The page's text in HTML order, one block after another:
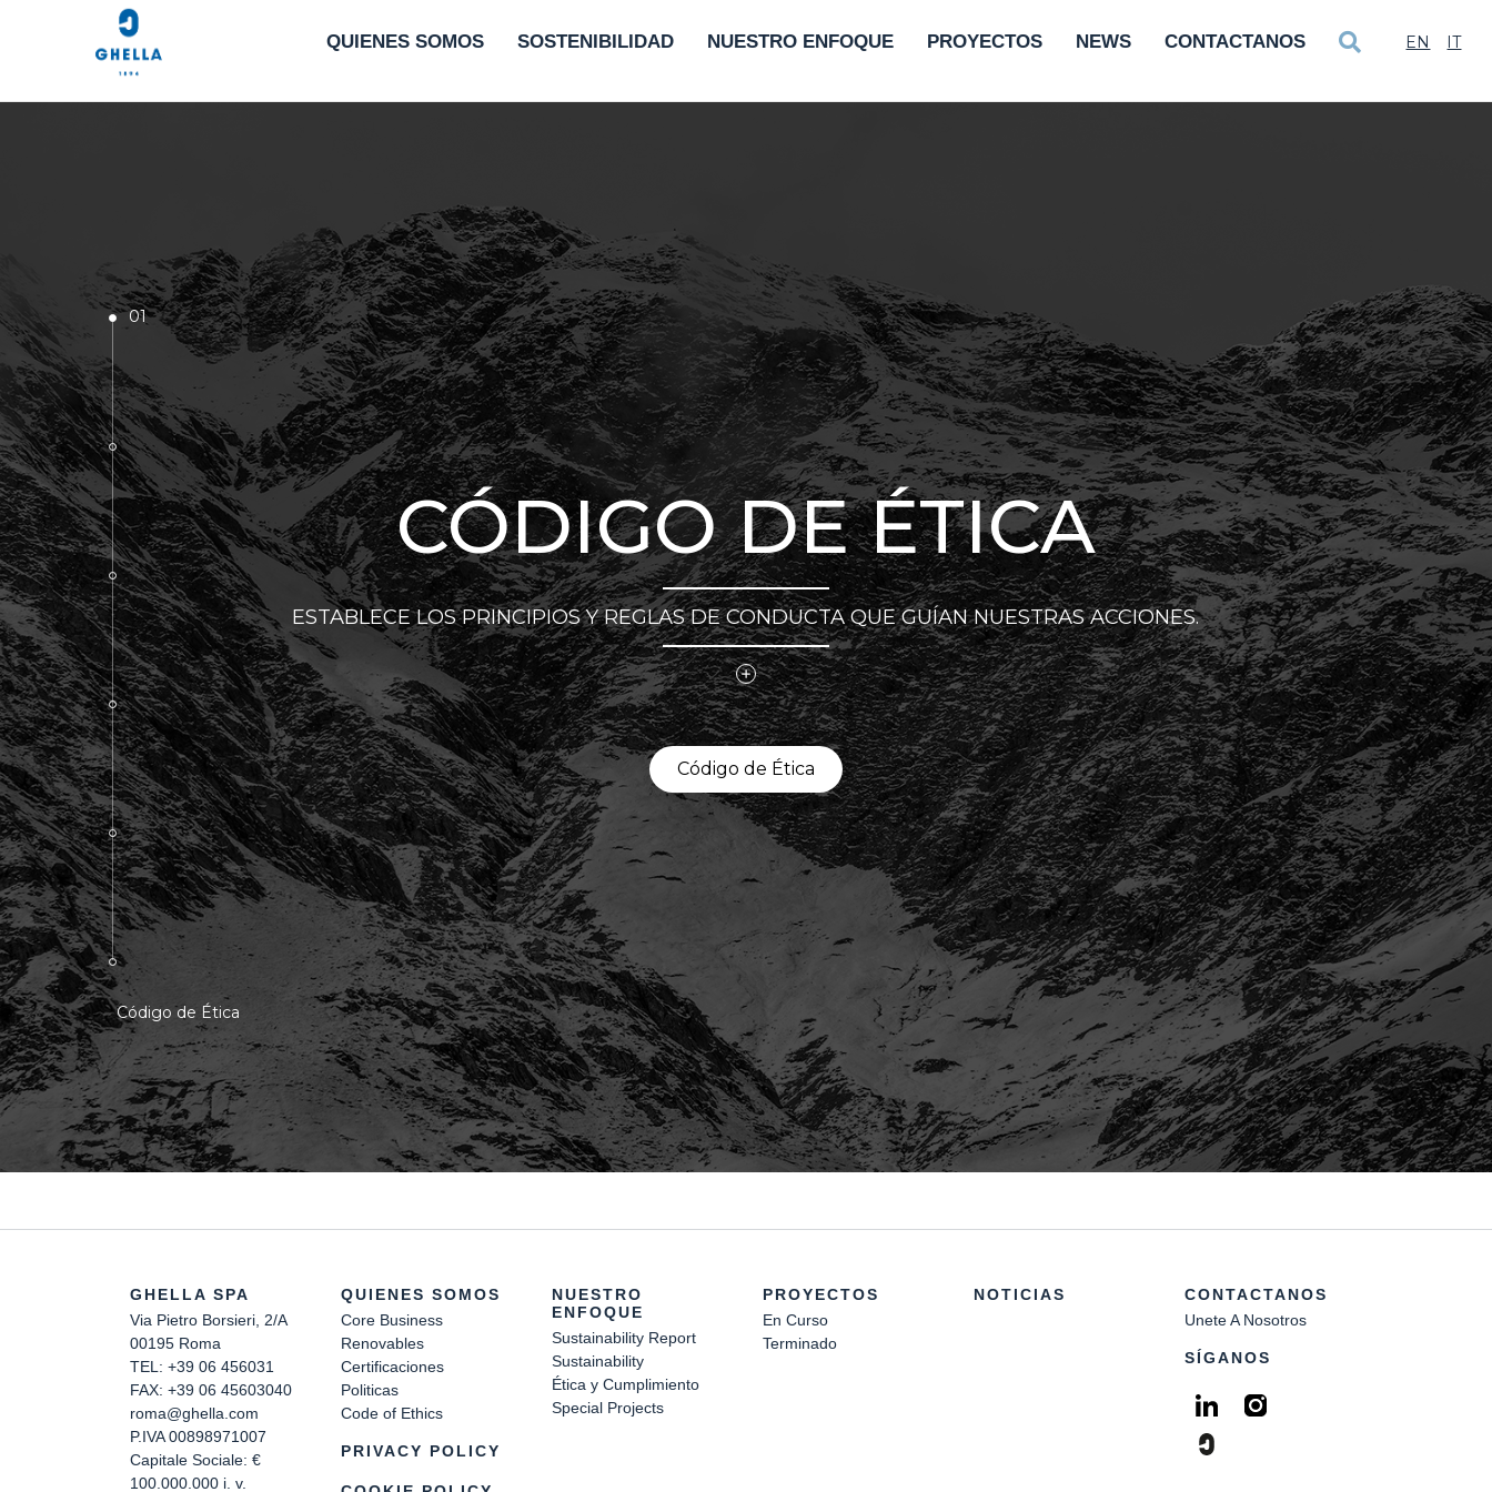
QUIENES SOMOS SOSTENIBILIDAD NUESTRO ENFOQUE PROYECTOS NEWS CONTACTANOS EN IT
01
02
03
04
05
Código de Ética
CÓDIGO DE ÉTICA
ESTABLECE LOS PRINCIPIOS Y REGLAS DE CONDUCTA QUE GUÍAN NUESTRAS ACCIONES.
Código de Ética
GHELLA SPA
Via Pietro Borsieri, 2/A
00195 Roma
TEL: +39 06 456031
FAX: +39 06 45603040
roma@ghella.com
P.IVA 00898971007
Capitale Sociale: €
100.000.000 i. v.
QUIENES SOMOS
Core Business
Renovables
Certificaciones
Politicas
Code of Ethics
PRIVACY POLICY
NUESTRO
ENFOQUE
Sustainability Report
Sustainability
Ética y Cumplimiento
Special Projects
PROYECTOS
En Curso
Terminado
NOTICIAS
CONTACTANOS
Unete A Nosotros
SÍGANOS